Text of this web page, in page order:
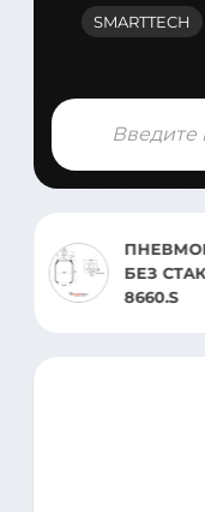
SMARTTECH
Поиск
товаров
БЕЗ